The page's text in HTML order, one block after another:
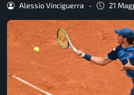
Alessio Vinciguerra - 21